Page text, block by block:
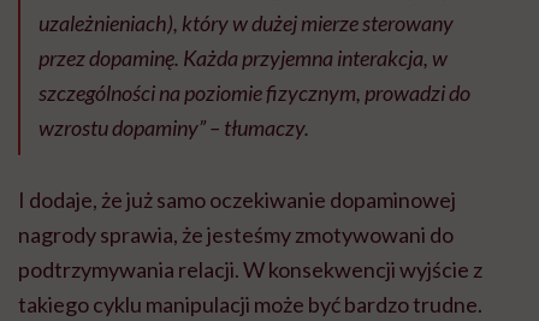
uzależnieniach), który w dużej mierze sterowany
przez dopaminę. Każda przyjemna interakcja, w
szczególności na poziomie fizycznym, prowadzi do
wzrostu dopaminy” – tłumaczy.
I dodaje, że już samo oczekiwanie dopaminowej
nagrody sprawia, że jesteśmy zmotywowani do
podtrzymywania relacji. W konsekwencji wyjście z
takiego cyklu manipulacji może być bardzo trudne.